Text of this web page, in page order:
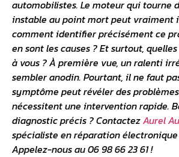
automobilistes. Le moteur qui tourne
instable au point mort peut vraiment
comment identifier précisément ce
en sont les causes ? Et surtout,
à vous ? À première vue, un ralenti
sembler anodin. Pourtant, il ne faut
symptôme peut révéler des
nécessitent une intervention rapide.
diagnostic précis ? ContactezAurel
spécialiste en réparation
Appelez-nous au 06 98 66 23 61 !